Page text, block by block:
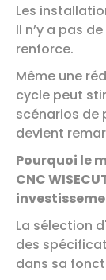
Les
Il n’y a pas
renforce.
Même une
cycle peut
scénarios de
devient
Pourquoi le
CNC
La sélection
des
dans sa